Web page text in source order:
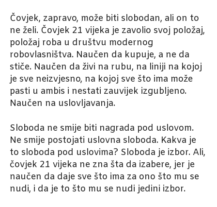
Čovjek, zapravo, može biti slobodan, ali on to
ne želi. Čovjek 21 vijeka je zavolio svoj položaj,
položaj roba u društvu modernog
robovlasništva. Naučen da kupuje, a ne da
stiče. Naučen da živi na rubu, na liniji na kojoj
je sve neizvjesno, na kojoj sve što ima može
pasti u ambis i nestati zauvijek izgubljeno.
Naučen na uslovljavanja.
Sloboda ne smije biti nagrada pod uslovom.
Ne smije postojati uslovna sloboda. Kakva je
to sloboda pod uslovima? Sloboda je izbor. Ali,
čovjek 21 vijeka ne zna šta da izabere, jer je
naučen da daje sve što ima za ono što mu se
nudi, i da je to što mu se nudi jedini izbor.